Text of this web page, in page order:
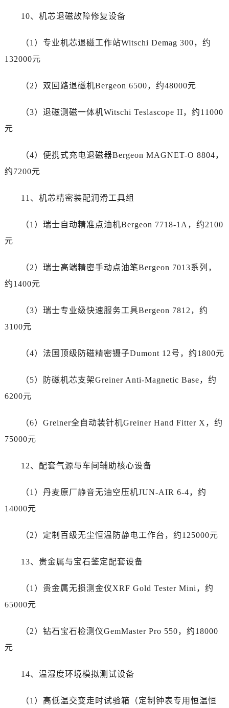
云南省曲靖市麒麟区学府路劳力士售后服务中心（需提前预约）
海南省海口市龙华区金贸东路5号海口华润大厦B座17层1707室劳力士售后服务中心（需提前预约）
节假日正常营业！
10、机芯退磁故障修复设备
（1）专业机芯退磁工作站Witschi Demag 300，约
132000元
（2）双回路退磁机Bergeon 6500，约48000元
（3）退磁测磁一体机Witschi Teslascope II，约11000
元
（4）便携式充电退磁器Bergeon MAGNET-O 8804，
约7200元
11、机芯精密装配润滑工具组
（1）瑞士自动精准点油机Bergeon 7718-1A，约2100
元
（2）瑞士高端精密手动点油笔Bergeon 7013系列，
约1400元
（3）瑞士专业级快速服务工具Bergeon 7812，约
3100元
（4）法国顶级防磁精密镊子Dumont 12号，约1800元
（5）防磁机芯支架Greiner Anti-Magnetic Base，约
6200元
（6）Greiner全自动装针机Greiner Hand Fitter X，约
75000元
12、配套气源与车间辅助核心设备
（1）丹麦原厂静音无油空压机JUN-AIR 6-4，约
14000元
（2）定制百级无尘恒温防静电工作台，约125000元
13、贵金属与宝石鉴定配套设备
（1）贵金属无损测金仪XRF Gold Tester Mini，约
65000元
（2）钻石宝石检测仪GemMaster Pro 550，约18000
元
14、温湿度环境模拟测试设备
（1）高低温交变走时试验箱（定制钟表专用恒温恒